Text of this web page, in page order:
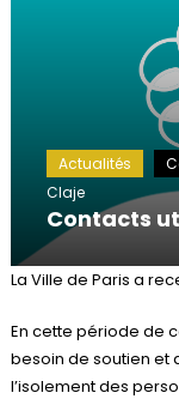
Actualités
Claje
Contacts
La Ville de Paris a
En cette période de
besoin de soutien et
l’isolement des